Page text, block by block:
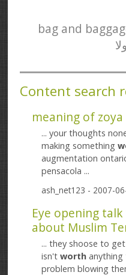
bag and
Content search
meaning of zoya
... your thoughts
making something
augmentation
pensacola ...
ash_net123 - 2007-
Eye opening
about Muslim
... they shoose to
isn'tworth anything
problem blowing